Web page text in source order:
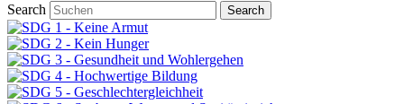
Search